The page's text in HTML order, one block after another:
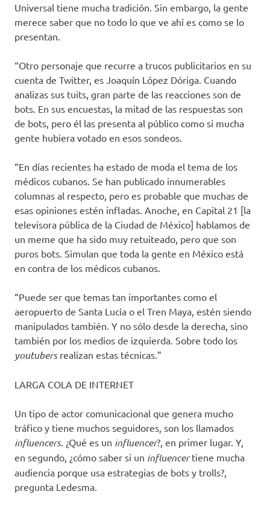
Universal tiene mucha tradición. Sin embargo, la gente
merece saber que no todo lo que ve ahí es como se lo
presentan.
“Otro personaje que recurre a trucos publicitarios en su
cuenta de Twitter, es Joaquín López Dóriga. Cuando
analizas sus tuits, gran parte de las reacciones son de
bots. En sus encuestas, la mitad de las respuestas son
de bots, pero él las presenta al público como si mucha
gente hubiera votado en esos sondeos.
“En días recientes ha estado de moda el tema de los
médicos cubanos. Se han publicado innumerables
columnas al respecto, pero es probable que muchas de
esas opiniones estén infladas. Anoche, en Capital 21 [la
televisora pública de la Ciudad de México] hablamos de
un meme que ha sido muy retuiteado, pero que son
puros bots. Simulan que toda la gente en México está
en contra de los médicos cubanos.
“Puede ser que temas tan importantes como el
aeropuerto de Santa Lucía o el Tren Maya, estén siendo
manipulados también. Y no sólo desde la derecha, sino
también por los medios de izquierda. Sobre todo los
youtubersrealizan estas técnicas.”
LARGA COLA DE INTERNET
Un tipo de actor comunicacional que genera mucho
tráfico y tiene muchos seguidores, son los llamados
influencers. ¿Qué es un influencer?, en primer lugar. Y,
en segundo, ¿cómo saber si un influencertiene mucha
audiencia porque usa estrategias de bots y trolls?,
pregunta Ledesma.